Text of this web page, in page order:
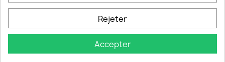
Rejeter
Accepter